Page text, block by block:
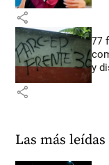
share
77
y
share
Las más leídas